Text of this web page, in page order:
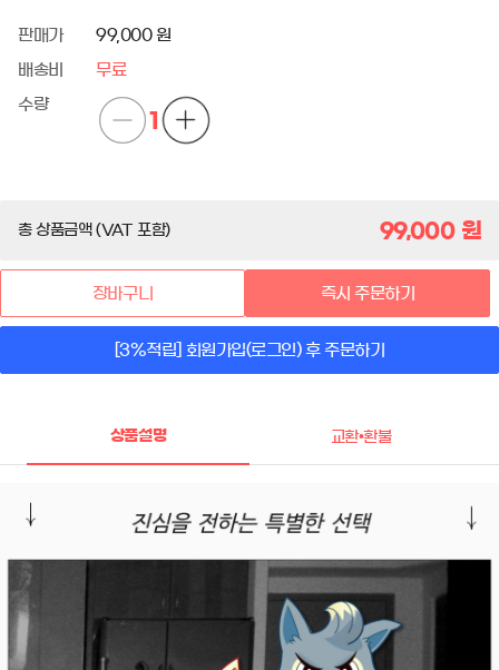
판매가 99,000 원
배송비 무료
수량
1
총 상품금액 (VAT 포함) 99,000원
장바구니 즉시 주문하기
[3%적립] 회원가입(로그인) 후 주문하기
상품설명 교환•환불